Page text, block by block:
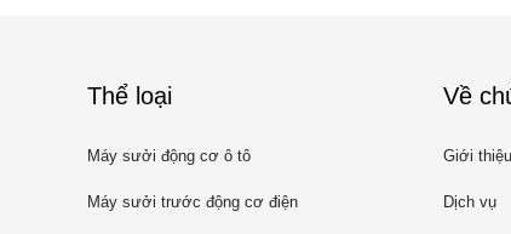
Thể loại
Máy sưởi động cơ ô tô
Máy sưởi trước động cơ điện
Về
Giới thiệu
Dịch vụ